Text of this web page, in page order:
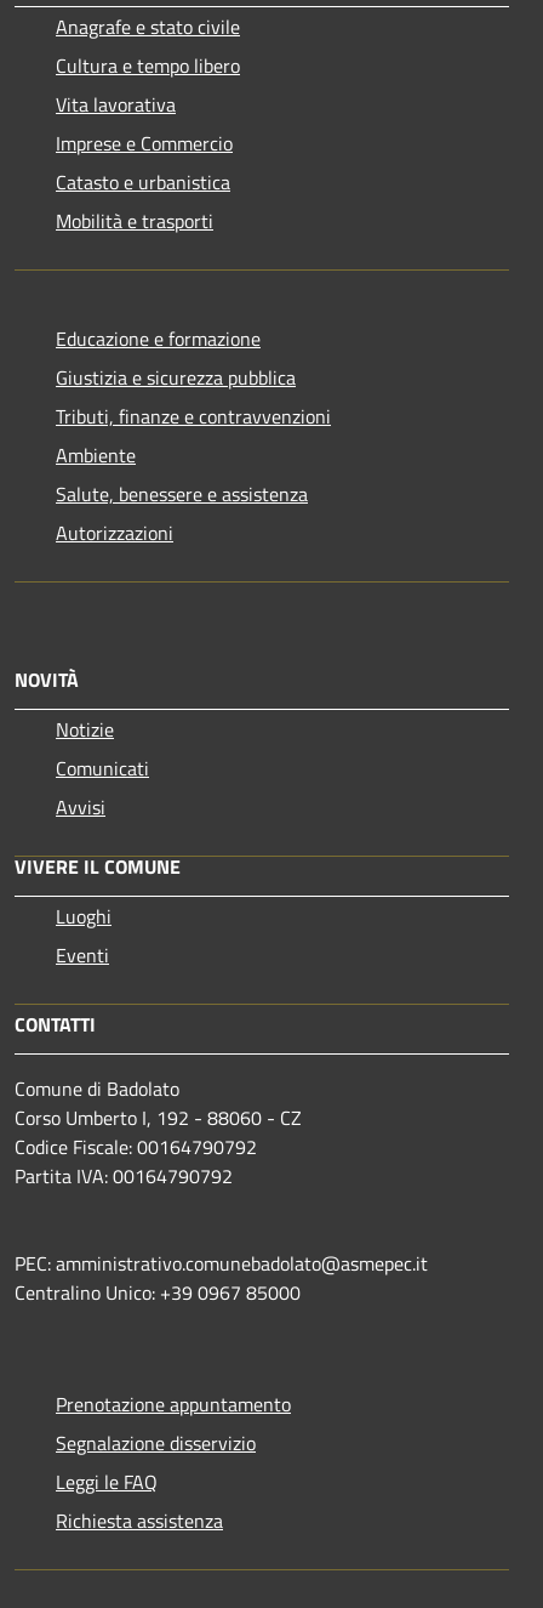
Anagrafe e stato civile
Cultura e tempo libero
Vita lavorativa
Imprese e Commercio
Catasto e urbanistica
Mobilità e trasporti
Educazione e formazione
Giustizia e sicurezza pubblica
Tributi, finanze e contravvenzioni
Ambiente
Salute, benessere e assistenza
Autorizzazioni
NOVITÀ
Notizie
Comunicati
Avvisi
VIVERE IL COMUNE
Luoghi
Eventi
CONTATTI
Comune di Badolato
Corso Umberto I, 192 - 88060 - CZ
Codice Fiscale: 00164790792
Partita IVA: 00164790792
PEC: amministrativo.comunebadolato@asmepec.it
Centralino Unico: +39 0967 85000
Prenotazione appuntamento
Segnalazione disservizio
Leggi le FAQ
Richiesta assistenza